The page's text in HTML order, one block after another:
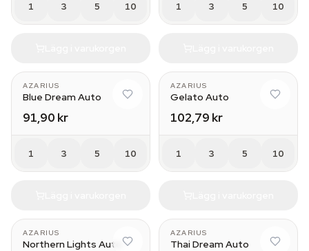
1 3 5 10 1 3 5 10
AZARIUS
Blue Dream Auto
91,90 kr
1 3 5 10
AZARIUS
Gelato Auto
102,79 kr
1 3 5 10
AZARIUS
Northern Lights Auto
AZARIUS
Thai Dream Auto